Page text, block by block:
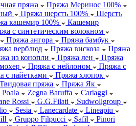
пряжа
Пряжа Меринос 100%
Пряжа шерсть 100%
Шерсть
кашемир 100%
Кашемир
с синтетическим волокном
Пряжа ангора
Пряжа бамбук
верблюд Пряжа вискоза
Пряжа
из конопли Пряжа лен
Пряжа
Пряжа с нейлоном
Пряжа с
с пайетками
Пряжа хлопок
Твидовая пряжа
Пряжа Як
Zegna Baruffa
Cariaggi
Rossi G.G.Filati
Sudwollgroup
Sesia Lanecardate
Lineapiu
Gruppo Filpucci Safil
Pinori